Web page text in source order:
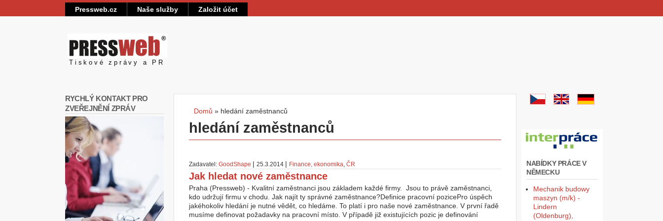
Pressweb.cz Naše služby Založit účet
Pressweb
Tiskové zprávy a PR
Jste zde
Domů » hledání zaměstnanců
hledání zaměstnanců
Zadavatel: GoodShape | 25.3.2014 | Finance, ekonomika, ČR
Jak hledat nové zaměstnance
Praha (Pressweb) - Kvalitní zaměstnanci jsou základem každé firmy. Jsou to právě zaměstnanci,
kdo udržují firmu v chodu. Jak najít ty správné zaměstnance?Definice pracovní pozicePro úspěch
jakéhokoliv hledání je nutné vědět, co hledáme. To platí i pro naše nové zaměstnance. V první řadě
musíme definovat požadavky na pracovní místo. V případě již existujících pozic je definování
RYCHLÝ KONTAKT PRO
ZVEŘEJNĚNÍ ZPRÁV
NABÍDKY PRÁCE V
NĚMECKU
Mechanik budowy
maszyn (m/k) -
Lindern
(Oldenburg),